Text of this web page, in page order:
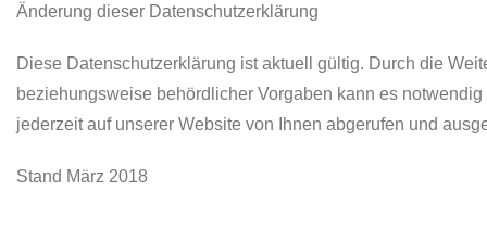
Änderung dieser Datenschutzerklärung
Diese Datenschutzerklärung ist aktuell gültig. Durch die
beziehungsweise behördlicher Vorgaben kann es
jederzeit auf unserer Website von Ihnen abgerufen und
Stand März 2018